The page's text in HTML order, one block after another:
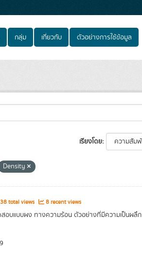
กลุ่ม เกี่ยวกับ ตัวอย่างการใช้ข้อมูล
เรียงโดย
Density
total views 8 recent views
สอบแบบผง ทางความร้อน ตัวอย่างที่มีความเป็นผลึก